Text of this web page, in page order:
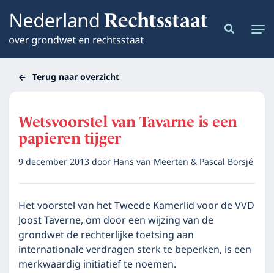
Terug naar overzicht
Wetsvoorstel van Tavarne is een
papieren tijger
9 december 2013door Hans van Meerten & Pascal Borsjé
Het voorstel van het Tweede Kamerlid voor de VVD
Joost Taverne, om door een wijzing van de
grondwet de rechterlijke toetsing aan
internationale verdragen sterk te beperken, is een
merkwaardig initiatief te noemen.